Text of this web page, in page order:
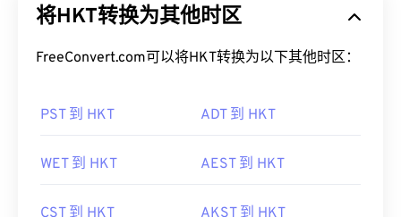
将HKT转换为其他时区
FreeConvert.com可以将HKT转换为以下其他时区：
PST 到 HKT ADT 到 HKT
WET 到 HKT AEST 到 HKT
CST 到 HKT AKST 到 HKT